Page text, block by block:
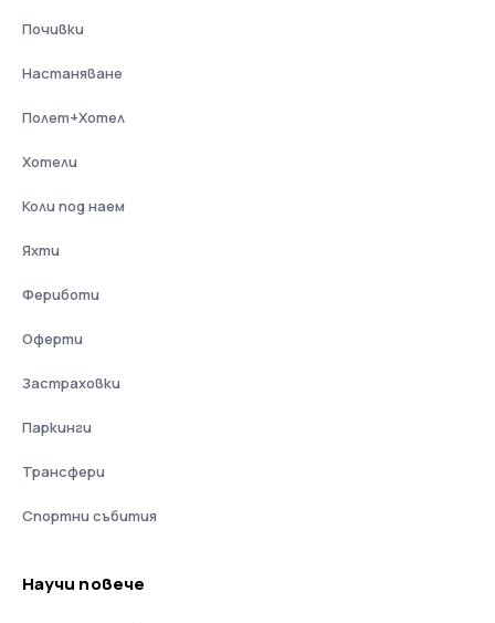
Почивки
Настаняване
Полет+Хотел
Хотели
Коли под наем
Яхти
Фериботи
Оферти
Застраховки
Паркинги
Трансфери
Спортни събития
Научи повече